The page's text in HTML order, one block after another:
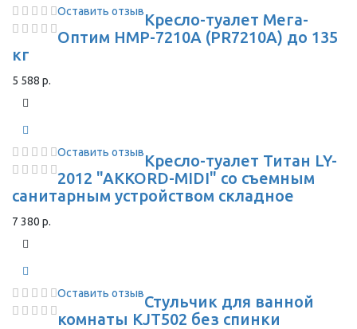
Оставить отзывКресло-туалет Мега-
Оптим HMP-7210A (PR7210A) до 135
кг
5 588 р.
Оставить отзывКресло-туалет Титан LY-
2012 "AKKORD-MIDI" со съемным
санитарным устройством складное
7 380 р.
Оставить отзывСтульчик для ванной
комнаты KJT502 без спинки